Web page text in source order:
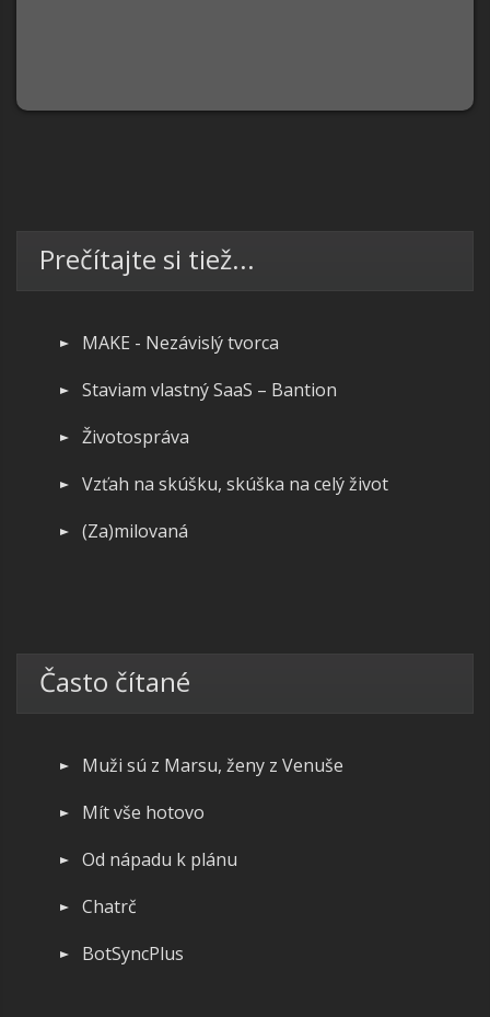
Prečítajte si tiež...
MAKE - Nezávislý tvorca
Staviam vlastný SaaS – Bantion
Životospráva
Vzťah na skúšku, skúška na celý život
(Za)milovaná
Často čítané
Muži sú z Marsu, ženy z Venuše
Mít vše hotovo
Od nápadu k plánu
Chatrč
BotSyncPlus